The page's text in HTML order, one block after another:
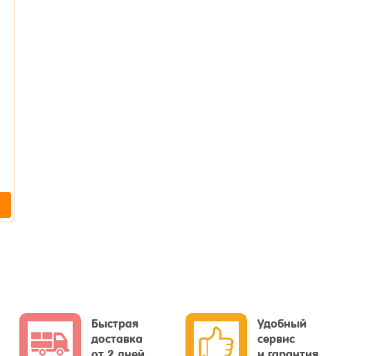
Быстрая
доставка
Удобный
сервис